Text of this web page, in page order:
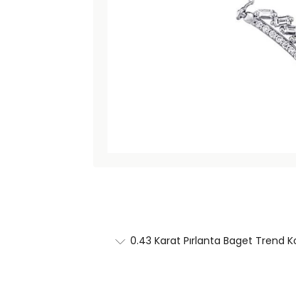
0.43 Karat Pırlanta Baget Trend